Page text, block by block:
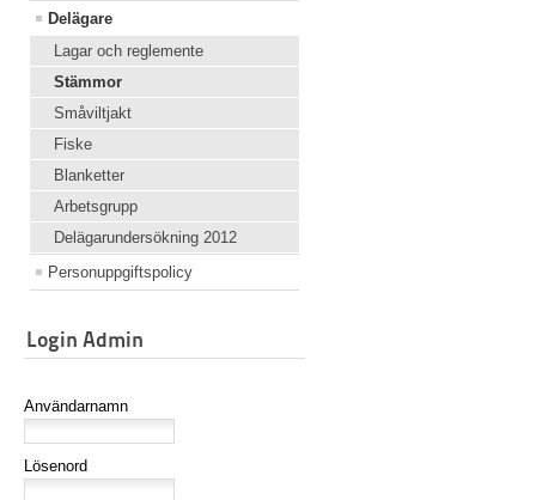
Delägare
Lagar och reglemente
Stämmor
Småviltjakt
Fiske
Blanketter
Arbetsgrupp
Delägarundersökning 2012
Personuppgiftspolicy
Login Admin
Användarnamn
Lösenord